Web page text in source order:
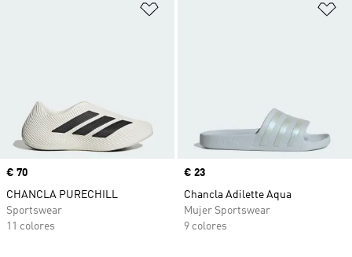
Precio
€ 70
CHANCLA PURECHILL
Sportswear
11 colores
Precio
€ 23
Chancla Adilette Aqua
Mujer Sportswear
9 colores